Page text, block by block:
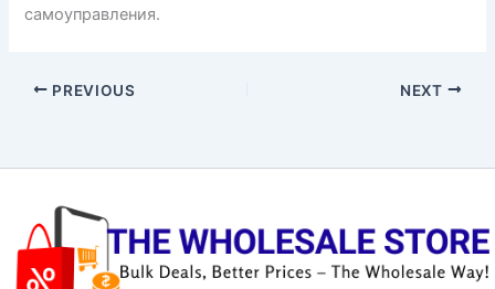
самоуправления.
PREVIOUS NEXT